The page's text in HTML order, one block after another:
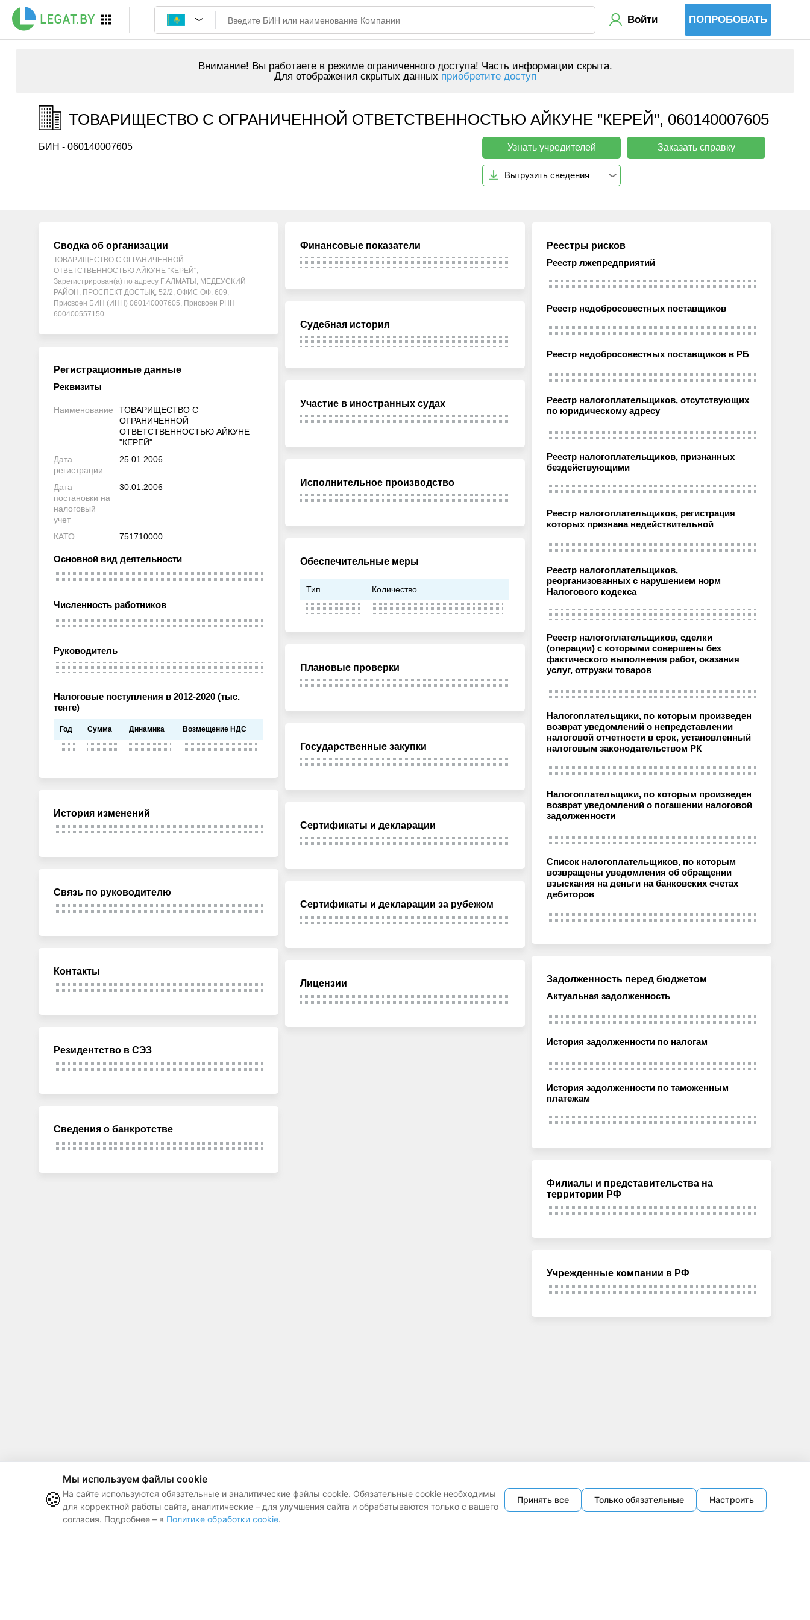
Войти ПОПРОБОВАТЬ
Внимание! Вы работаете в режиме ограниченного доступа! Часть информации скрыта.
Для отображения скрытых данных приобретите доступ
ТОВАРИЩЕСТВО С ОГРАНИЧЕННОЙ ОТВЕТСТВЕННОСТЬЮ АЙКУНЕ "КЕРЕЙ", 060140007605
БИН - 060140007605 Узнать учредителей Заказать справку
Выгрузить сведения
Сводка об организации
ТОВАРИЩЕСТВО С ОГРАНИЧЕННОЙ
ОТВЕТСТВЕННОСТЬЮ АЙКУНЕ "КЕРЕЙ",
Зарегистрирован(а) по адресу Г.АЛМАТЫ, МЕДЕУСКИЙ
РАЙОН, ПРОСПЕКТ ДОСТЫҚ, 52/2, ОФИС ОФ. 609,
Присвоен БИН (ИНН) 060140007605, Присвоен РНН
600400557150
Регистрационные данные
Реквизиты
Наименование
ТОВАРИЩЕСТВО С
ОГРАНИЧЕННОЙ
ОТВЕТСТВЕННОСТЬЮ АЙКУНЕ
"КЕРЕЙ"
Дата
регистрации
25.01.2006
Дата
постановки на
налоговый
учет
30.01.2006
КАТО 751710000
Основной вид деятельности
Численность работников
Руководитель
Налоговые поступления в 2012-2020 (тыс.
тенге)
Год Сумма Динамика Возмещение НДС
История изменений
Связь по руководителю
Контакты
Резидентство в СЭЗ
Сведения о банкротстве
Финансовые показатели
Судебная история
Участие в иностранных судах
Исполнительное производство
Обеспечительные меры
Тип Количество
Плановые проверки
Государственные закупки
Сертификаты и декларации
Сертификаты и декларации за рубежом
Лицензии
Реестры рисков
Реестр лжепредприятий
Реестр недобросовестных поставщиков
Реестр недобросовестных поставщиков в РБ
Реестр налогоплательщиков, отсутствующих
по юридическому адресу
Реестр налогоплательщиков, признанных
бездействующими
Реестр налогоплательщиков, регистрация
которых признана недействительной
Реестр налогоплательщиков,
реорганизованных с нарушением норм
Налогового кодекса
Реестр налогоплательщиков, сделки
(операции) с которыми совершены без
фактического выполнения работ, оказания
услуг, отгрузки товаров
Налогоплательщики, по которым произведен
возврат уведомлений о непредставлении
налоговой отчетности в срок, установленный
налоговым законодательством РК
Налогоплательщики, по которым произведен
возврат уведомлений о погашении налоговой
задолженности
Список налогоплательщиков, по которым
возвращены уведомления об обращении
взыскания на деньги на банковских счетах
дебиторов
Задолженность перед бюджетом
Актуальная задолженность
История задолженности по налогам
История задолженности по таможенным
платежам
Филиалы и представительства на
территории РФ
Учрежденные компании в РФ
🍪
Мы используем файлы cookie
На сайте используются обязательные и аналитические файлы cookie. Обязательные cookie необходимы
для корректной работы сайта, аналитические – для улучшения сайта и обрабатываются только с вашего
согласия. Подробнее – в Политике обработки cookie.
Принять все Только обязательные Настроить